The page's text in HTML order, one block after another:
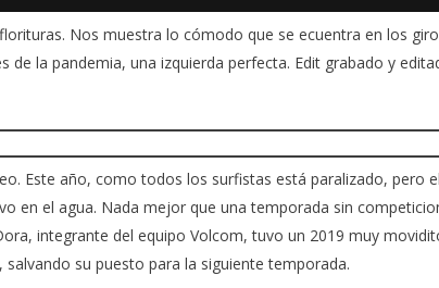
Nos muestra lo cómodo que se ecuentra en los
la pandemia, una izquierda perfecta. Edit grabado y
Este año, como todos los surfistas está paralizado, pero
en el agua. Nada mejor que una temporada sin
integrante del equipo Volcom, tuvo un 2019 muy
su puesto para la siguiente temporada.